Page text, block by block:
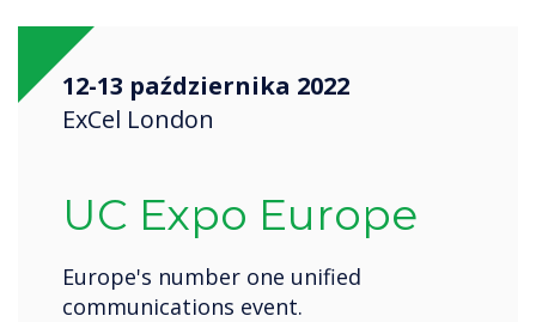
12-13 października 2022
ExCel London
UC Expo Europe
Europe's number one unified
communications event.